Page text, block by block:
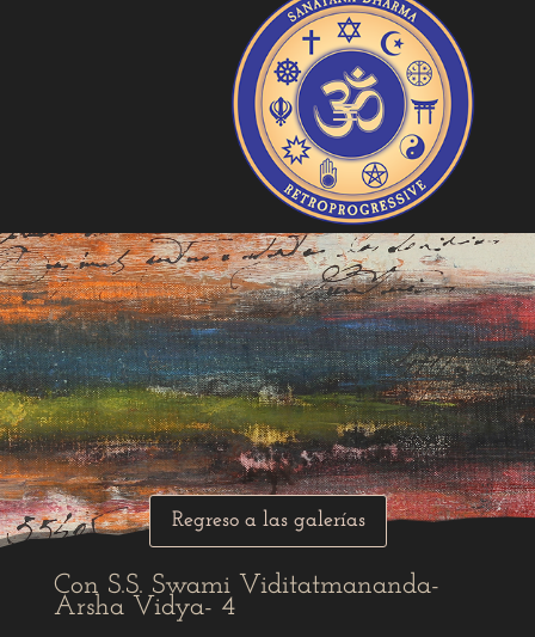
Regreso a las galerías
Con S.S. Swami Viditatmananda-
Arsha Vidya- 4